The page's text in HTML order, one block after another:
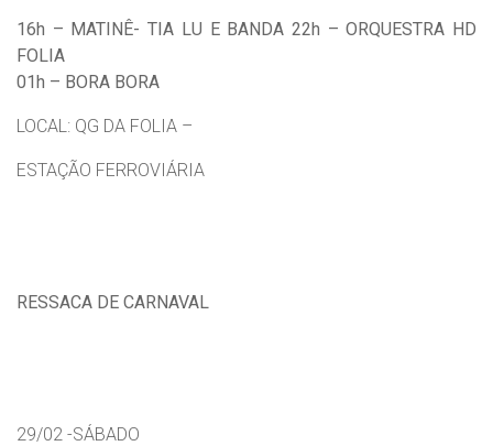
16h – MATINÊ- TIA LU E BANDA 22h – ORQUESTRA HD
FOLIA
01h – BORA BORA
LOCAL: QG DA FOLIA –
ESTAÇÃO FERROVIÁRIA
RESSACA DE CARNAVAL
29/02 -SÁBADO